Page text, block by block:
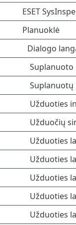
ESET
Planuoklė
Dialogo
Suplanuotų
Užduoties
Užduočių
Užduoties
Užduoties
Užduoties
Užduoties
Užduoties